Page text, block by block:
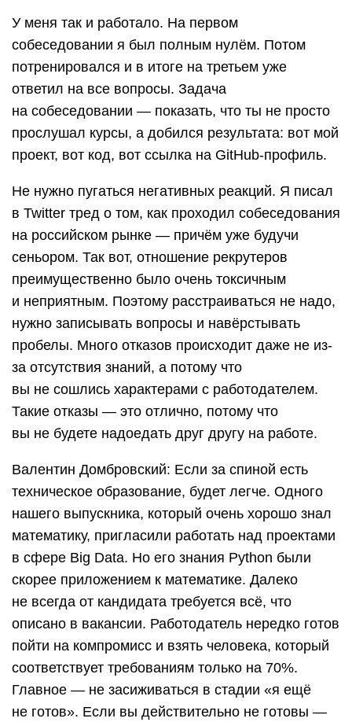
У меня так и работало. На первом
собеседовании я был полным нулём. Потом
потренировался и в итоге на третьем уже
ответил на все вопросы. Задача
на собеседовании — показать, что ты не просто
прослушал курсы, а добился результата: вот мой
проект, вот код, вот ссылка на GitHub-профиль.
Не нужно пугаться негативных реакций. Я писал
в Twitter тред о том, как проходил собеседования
на российском рынке — причём уже будучи
сеньором. Так вот, отношение рекрутеров
преимущественно было очень токсичным
и неприятным. Поэтому расстраиваться не надо,
нужно записывать вопросы и навёрстывать
пробелы. Много отказов происходит даже не из-
за отсутствия знаний, а потому что
вы не сошлись характерами с работодателем.
Такие отказы — это отлично, потому что
вы не будете надоедать друг другу на работе.
Валентин Домбровский: Если за спиной есть
техническое образование, будет легче. Одного
нашего выпускника, который очень хорошо знал
математику, пригласили работать над проектами
в сфере Big Data. Но его знания Python были
скорее приложением к математике. Далеко
не всегда от кандидата требуется всё, что
описано в вакансии. Работодатель нередко готов
пойти на компромисс и взять человека, который
соответствует требованиям только на 70%.
Главное — не засиживаться в стадии «я ещё
не готов». Если вы действительно не готовы —